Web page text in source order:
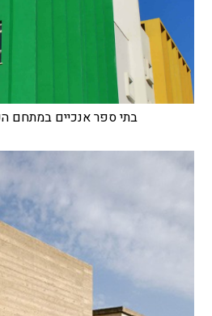
בתי ספר אנכיים במתחם